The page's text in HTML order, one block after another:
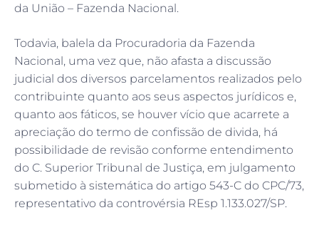
da União – Fazenda Nacional.
Todavia, balela da Procuradoria da Fazenda
Nacional, uma vez que, não afasta a discussão
judicial dos diversos parcelamentos realizados pelo
contribuinte quanto aos seus aspectos jurídicos e,
quanto aos fáticos, se houver vício que acarrete a
apreciação do termo de confissão de divida, há
possibilidade de revisão conforme entendimento
do C. Superior Tribunal de Justiça, em julgamento
submetido à sistemática do artigo 543-C do CPC/73,
representativo da controvérsia REsp 1.133.027/SP.